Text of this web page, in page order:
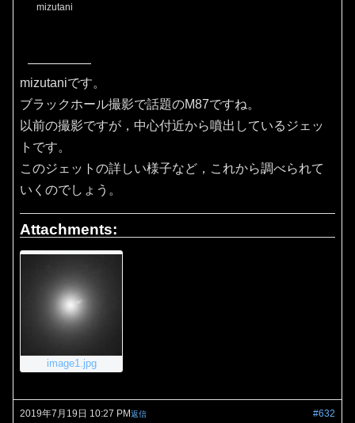
mizutani
mizutaniです。
ブラックホール撮影で話題のM87ですね。
以前の撮影ですが，中心付近から噴出しているジェッ
トです。
このジェットの詳しい様子など，これから調べられて
いくのでしょう。
Attachments:
image1.jpg
2019年7月19日 10:27 PM #632
返信